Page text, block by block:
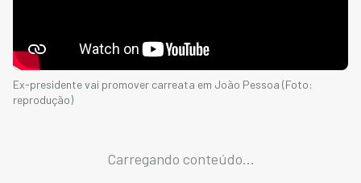
Ex-presidente vai promover carreata em João Pessoa (Foto:
reprodução)
Carregando conteúdo...